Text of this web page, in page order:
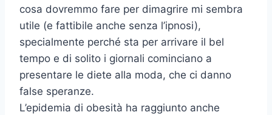
cosa dovremmo fare per dimagrire mi sembra
utile (e fattibile anche senza l’ipnosi),
specialmente perché sta per arrivare il bel
tempo e di solito i giornali cominciano a
presentare le diete alla moda, che ci danno
false speranze.
L’epidemia di obesità ha raggiunto anche